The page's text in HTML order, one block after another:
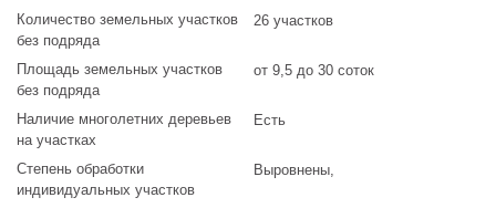
Количество земельных участков
без подряда
26 участков
Площадь земельных участков
без подряда
от 9,5 до 30 соток
Наличие многолетних деревьев
на участках
Есть
Степень обработки
индивидуальных участков
Выровнены